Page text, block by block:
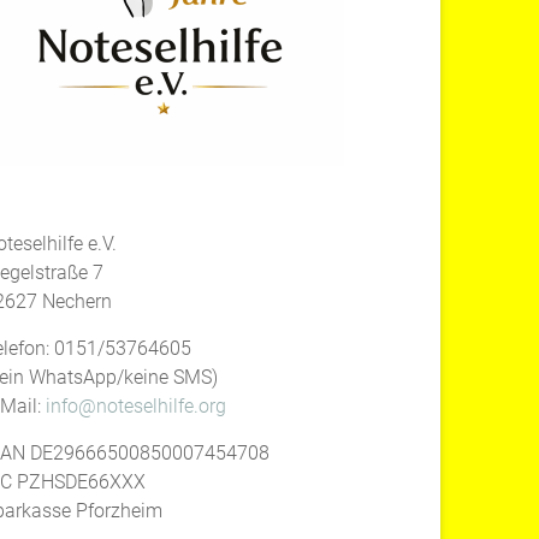
e.V.
7
Nechern
0151/53764605
WhatsApp/keine SMS)
info@noteselhilfe.org
DE29666500850007454708
PZHSDE66XXX
Pforzheim